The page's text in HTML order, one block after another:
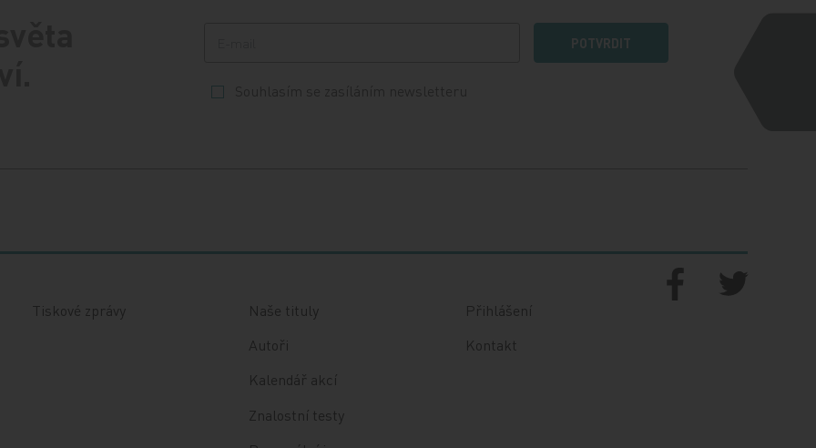
POTVRDIT
Tiskové zprávy
Naše tituly
Autoři
Kalendář akcí
Znalostní testy
Přihlášení
Kontakt